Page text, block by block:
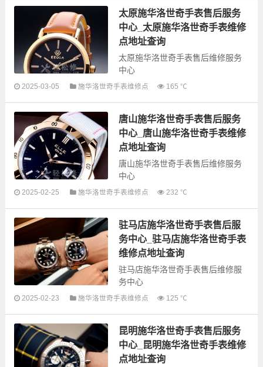
修点信息，可以为您提供施华洛世
奇全型号手表的故障检测维修，手
表保养等...
太原施华洛世奇手表售后服务
中心_太原施华洛世奇手表维修
点地址查询
太原施华洛世奇手表售后维修服务
中心
修点信息，可以为您提供施华洛世
奇全型号手表的故障检测维修，手
表保养等...
2025-03-05 施华洛世奇手表维修点 165 ℃
唐山施华洛世奇手表售后服务
中心_唐山施华洛世奇手表维修
点地址查询
唐山施华洛世奇手表售后维修服务
中心
修点信息，可以为您提供施华洛世
奇全型号手表的故障检测维修，手
表保养等...
2025-02-25 施华洛世奇手表维修点 232 ℃
驻马店施华洛世奇手表售后服
务中心_驻马店施华洛世奇手表
维修点地址查询
驻马店施华洛世奇手表售后维修服
务中心
维修点信息，可以为您提供施华洛
世奇全型号手表的故障检测维修，
手表保...
2025-02-23 施华洛世奇手表维修点 125 ℃
昆明施华洛世奇手表售后服务
中心_昆明施华洛世奇手表维修
点地址查询